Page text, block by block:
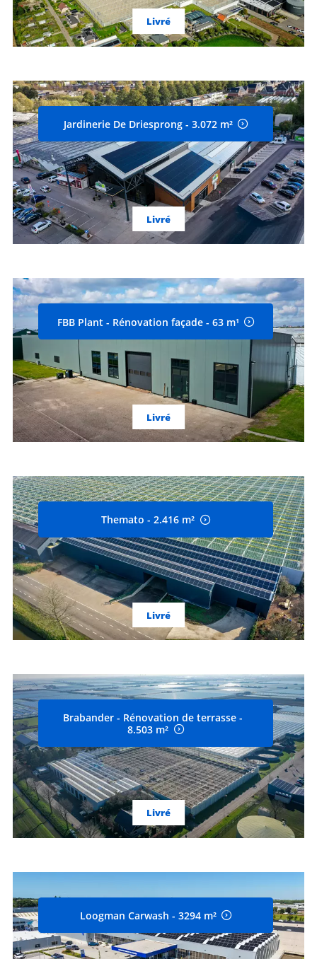
Livré
Jardinerie De Driesprong - 3.072 m²
Livré
FBB Plant - Rénovation façade - 63 m¹
Livré
Themato - 2.416 m²
Livré
Brabander - Rénovation de terrasse -
8.503 m²
Livré
Loogman Carwash - 3294 m²